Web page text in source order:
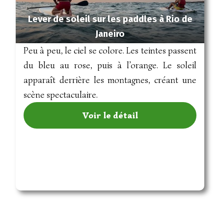
Lever de soleil sur les paddles à Rio de
Janeiro
Peu à peu, le ciel se colore. Les teintes passent
du bleu au rose, puis à l’orange. Le soleil
apparaît derrière les montagnes, créant une
scène spectaculaire.
Voir le détail